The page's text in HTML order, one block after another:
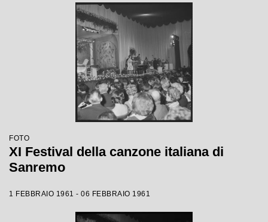
FOTO
XI Festival della canzone italiana di
Sanremo
1 FEBBRAIO 1961 - 06 FEBBRAIO 1961